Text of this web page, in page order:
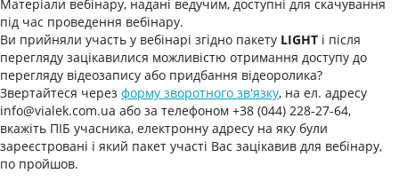
Матеріали вебінару, надані ведучим, доступні для скачування
під час проведення вебінару.
Ви прийняли участь у вебінарі згідно пакету LIGHT і після
перегляду зацікавилися можливістю отримання доступу до
перегляду відеозапису або придбання відеоролика?
Звертайтеся через форму зворотного зв'язку, на ел. адресу
info@vialek.com.ua або за телефоном +38 (044) 228-27-64,
вкажіть ПІБ учасника, електронну адресу на яку були
зареєстровані і який пакет участі Вас зацікавив для вебінару,
по пройшов.